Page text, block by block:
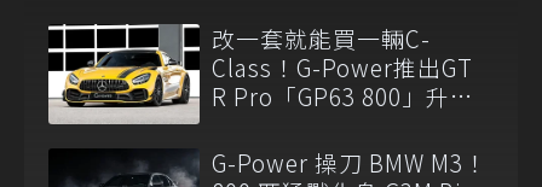
改一套就能買一輛C-
Class！G-Power推出GT
R Pro「GP63 800」升級
G-Power 操刀 BMW M3！